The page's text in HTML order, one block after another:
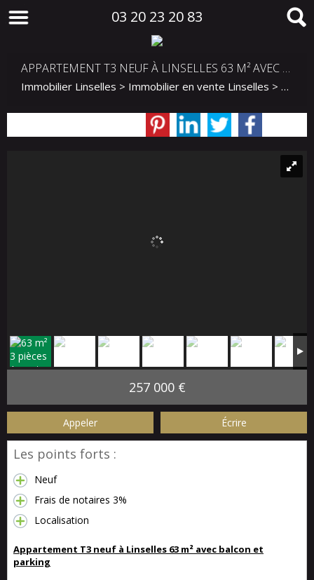
03 20 23 20 83
APPARTEMENT T3 NEUF À LINSELLES 63 M² AVEC BALCON ET PARKING
Immobilier Linselles > Immobilier en vente Linselles > T3 en
257 000 €
Appeler Écrire
Les points forts :
Neuf
Frais de notaires 3%
Localisation
Appartement T3 neuf à Linselles 63 m² avec balcon et
parking